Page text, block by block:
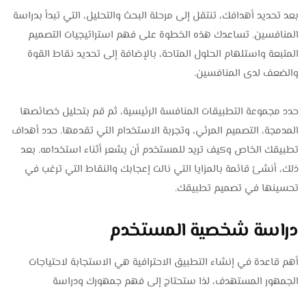
بعد تحديد أهدافك، تنتقل إلى مرحلة البحث والتحليل، التي تبدأ بدراسة
المنافسين. تساعدك هذه الخطوة على فهم استراتيجيات التصميم
المتبعة واستلهام الحلول المتاحة، بالإضافة إلى تحديد نقاط القوة
والضعف لدى المنافسين.
حدد مجموعة التطبيقات المنافسة الرئيسية، ثم قم بتحليل خصائصها
المدمجة، التصميم المرئي، وتجربة الاستخدام التي تقدمها. حدد أهداف
تطبيقك الخاص وكيف تريد للمستخدم أن يشعر أثناء استخدامه. بعد
ذلك، أنشئ قائمة بالمزايا التي نالت إعجابك والنقاط التي ترغب في
تحسينها في تصميم تطبيقك.
دراسة شخصية المستخدم
أهم قاعدة في إنشاء التطبيق الاحترافية هي الاستجابة لاحتياجات
الجمهور المستهدف، لذا ستحتاج إلى فهم جمهورك ودراسة